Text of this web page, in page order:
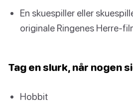
En skuespiller eller
originale Ringenes Herre-
Tag en slurk, når nogen
Hobbit